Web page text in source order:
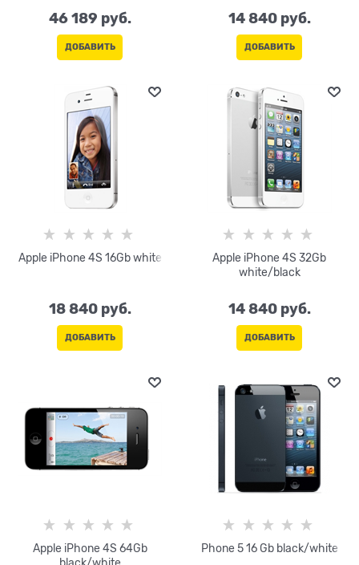
46 189 руб.
ДОБАВИТЬ
14 840 руб.
ДОБАВИТЬ
Apple iPhone 4S 16Gb white
18 840 руб.
ДОБАВИТЬ
Apple iPhone 4S 32Gb
white/black
14 840 руб.
ДОБАВИТЬ
Apple iPhone 4S 64Gb
black/white
Phone 5 16 Gb black/white